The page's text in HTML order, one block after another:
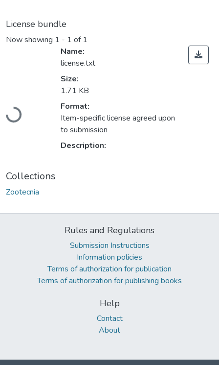
License bundle
Now showing 1 - 1 of 1
Loading...
Name:
license.txt
Size:
1.71 KB
Format:
Item-specific license agreed upon
to submission
Description:
Collections
Zootecnia
Rules and Regulations
Submission Instructions
Information policies
Terms of authorization for publication
Terms of authorization for publishing books
Help
Contact
About